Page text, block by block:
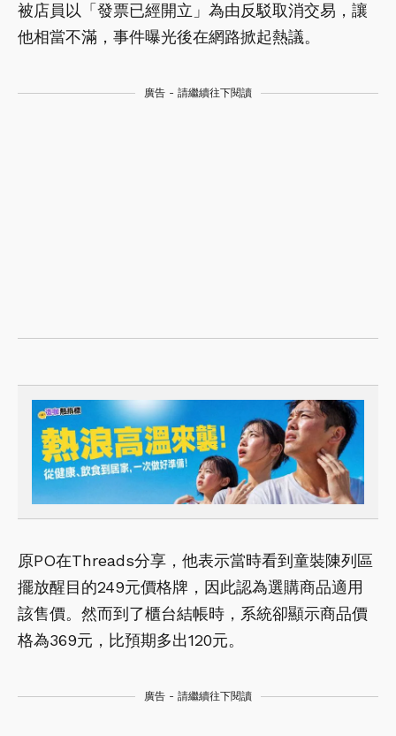
被店員以「發票已經開立」為由反駁取消交易，讓
他相當不滿，事件曝光後在網路掀起熱議。
廣告 - 請繼續往下閱讀
原PO在Threads分享，他表示當時看到童裝陳列區
擺放醒目的249元價格牌，因此認為選購商品適用
該售價。然而到了櫃台結帳時，系統卻顯示商品價
格為369元，比預期多出120元。
廣告 - 請繼續往下閱讀